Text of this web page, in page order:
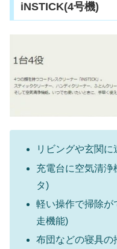
iNSTICK(4号機)
リビングや玄関
充電台に空気清
タ)
軽い操作で掃除が
走機能)
布団などの寝具の